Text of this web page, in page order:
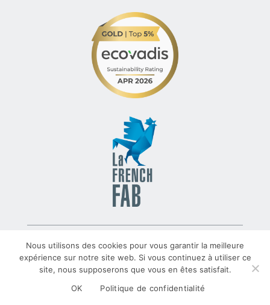
© 2022 – TLV – All rights reserved – Group TRATO-TLV
TRATO-TLV.COMMentions Légales
Données personnelles
Nous utilisons des cookies pour vous garantir la meilleure
expérience sur notre site web. Si vous continuez à utiliser ce
site, nous supposerons que vous en êtes satisfait.
OK
Politique de confidentialité